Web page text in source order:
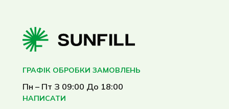
ГРАФІК ОБРОБКИ ЗАМОВЛЕНЬ
Пн – Пт З 09:00 До 18:00
НАПИСАТИ